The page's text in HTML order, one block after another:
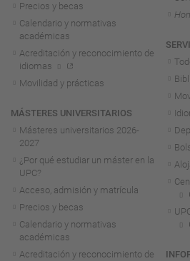
Precios y becas
Calendario y normativas
académicas
Acreditación y reconocimiento de
idiomas
Movilidad y prácticas
MÁSTERES UNIVERSITARIOS
Másteres universitarios 2026-
2027
¿Por qué estudiar un máster en la
UPC?
Acceso, admisión y matrícula
Precios y becas
Calendario y normativas
académicas
Acreditación y reconocimiento de